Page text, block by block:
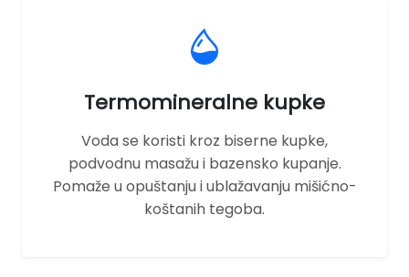
Termomineralne kupke
Voda se koristi kroz biserne kupke,
podvodnu masažu i bazensko kupanje.
Pomaže u opuštanju i ublažavanju mišićno-
koštanih tegoba.